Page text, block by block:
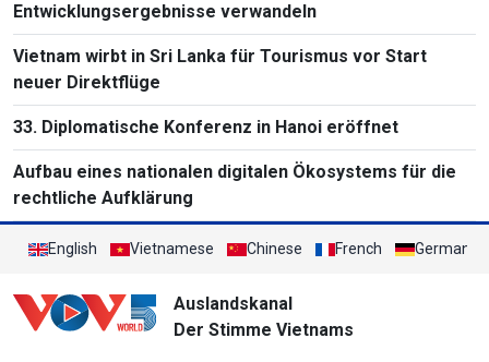
Entwicklungsergebnisse verwandeln
Vietnam wirbt in Sri Lanka für Tourismus vor Start
neuer Direktflüge
33. Diplomatische Konferenz in Hanoi eröffnet
Aufbau eines nationalen digitalen Ökosystems für die
rechtliche Aufklärung
English Vietnamese Chinese French German
Auslandskanal
Der Stimme Vietnams